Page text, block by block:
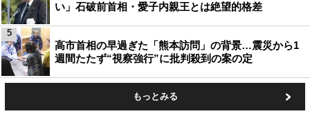
い」石破前首相・愛子内親王とは絶望的格差
高市首相の早過ぎた「熊本訪問」の背景…震災から1
週間たたず“視察強行”に批判殺到の案の定
5
もっとみる